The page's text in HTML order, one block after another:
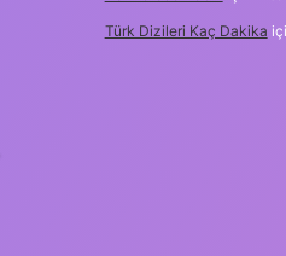
Türk Dizileri Kaç Dakika